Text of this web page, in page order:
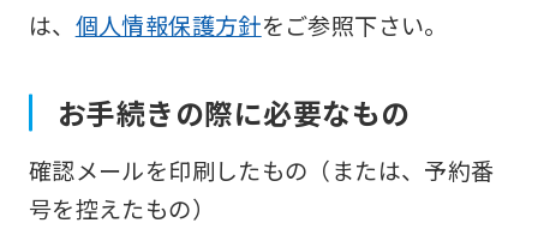
は、 個人情報保護方針をご参照下さい。
お手続きの際に必要なもの
確認メールを印刷したもの（または、予約番
号を控えたもの）